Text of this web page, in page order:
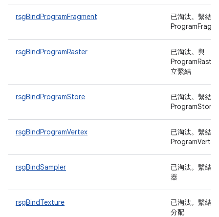
rsgBindProgramFragment 已淘汰。繫結
rsgBindProgramRaster 已淘汰。與
立繫結
rsgBindProgramStore 已淘汰。繫結
ProgramStore
rsgBindProgramVertex 已淘汰。繫結
ProgramVertex
rsgBindSampler 已淘汰。繫結
器
rsgBindTexture 已淘汰。繫結
分配